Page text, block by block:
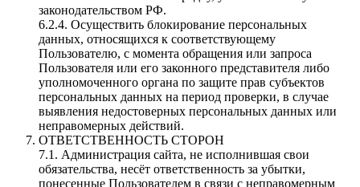
законодательством РФ.
6.2.4. Осуществить блокирование персональных
данных, относящихся к соответствующему
Пользователю, с момента обращения или запроса
Пользователя или его законного представителя либо
уполномоченного органа по защите прав субъектов
персональных данных на период проверки, в случае
выявления недостоверных персональных данных или
неправомерных действий.
ОТВЕТСТВЕННОСТЬ СТОРОН
7.1. Администрация сайта, не исполнившая свои
обязательства, несёт ответственность за убытки,
понесенные Пользователем в связи с неправомерным